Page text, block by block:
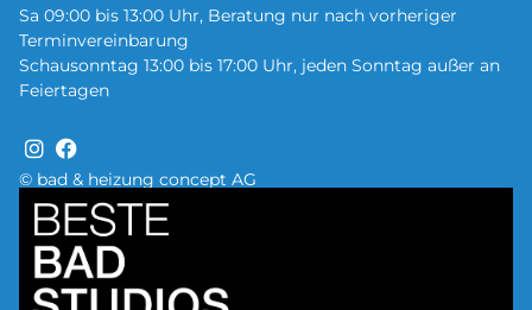
© bad & heizung concept AG
Sa 09:00 bis 13:00 Uhr, Beratung nur nach vorheriger
Terminvereinbarung
Schausonntag 13:00 bis 17:00 Uhr, jeden Sonntag außer an
Feiertagen